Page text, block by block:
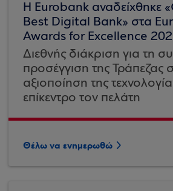
Η Eurobank αναδείχθηκε
Best Digital Bank» στα
Awards for Excellence
Διεθνής διάκριση για τη
προσέγγιση της Τράπεζας
αξιοποίηση της
επίκεντρο τον πελάτη
Θέλω να ενημερωθώ